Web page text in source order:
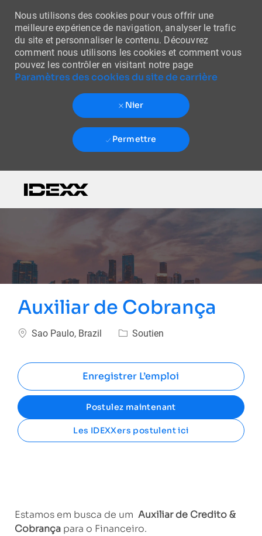
Nous utilisons des cookies pour vous offrir une
meilleure expérience de navigation, analyser le trafic
du site et personnaliser le contenu. Découvrez
comment nous utilisons les cookies et comment vous
pouvez les contrôler en visitant notre page
Paramètres des cookies du site de carrière
Nier
Permettre
Auxiliar de Cobrança
Emplacement
Sao Paulo, Brazil Catégorie
Soutien
Enregistrer L’emploi
Postulez maintenant
Les IDEXXers postulent ici
Estamos em busca de um Auxiliar de Credito &
Cobrança para o Financeiro.